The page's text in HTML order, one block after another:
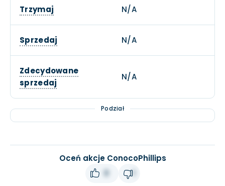
Trzymaj N/A
Sprzedaj N/A
Zdecydowane
sprzedaj
N/A
Podział
Oceń akcje ConocoPhillips
1